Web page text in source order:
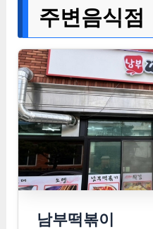
주변음식점
남부떡볶이